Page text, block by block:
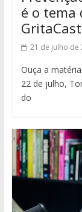
é o tema
21 de julho de
Ouça a
22 de julho,
do